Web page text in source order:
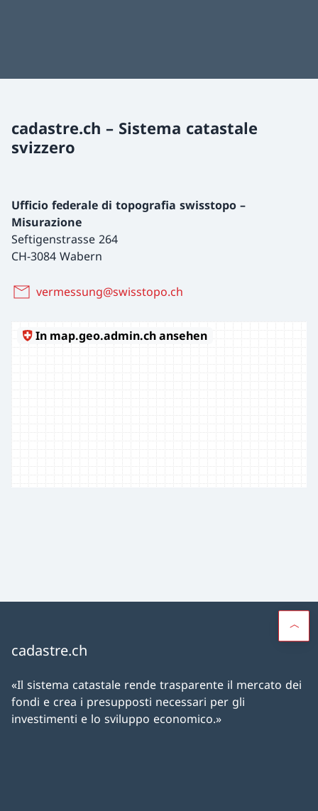
cadastre.ch – Sistema catastale
svizzero
Ufficio federale di topografia swisstopo –
Misurazione
Seftigenstrasse 264
CH-3084 Wabern
vermessung@swisstopo.ch
cadastre.ch
«Il sistema catastale rende trasparente il mercato dei
fondi e crea i presupposti necessari per gli
investimenti e lo sviluppo economico.»